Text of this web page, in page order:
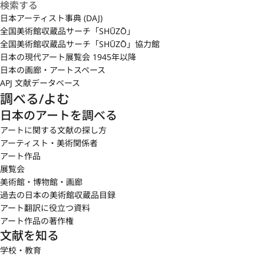
日本アーティスト事典 (DAJ)
全国美術館収蔵品サーチ「SHŪZŌ」
全国美術館収蔵品サーチ「SHŪZŌ」協力館
日本の現代アート展覧会 1945年以降
日本の画廊・アートスペース
APJ 文献データベース
調べる/よむ
日本のアートを調べる
アートに関する文献の探し方
アーティスト・美術関係者
アート作品
展覧会
美術館・博物館・画廊
過去の日本の美術館収蔵品目録
アート翻訳に役立つ資料
アート作品の著作権
文献を知る
学校・教育